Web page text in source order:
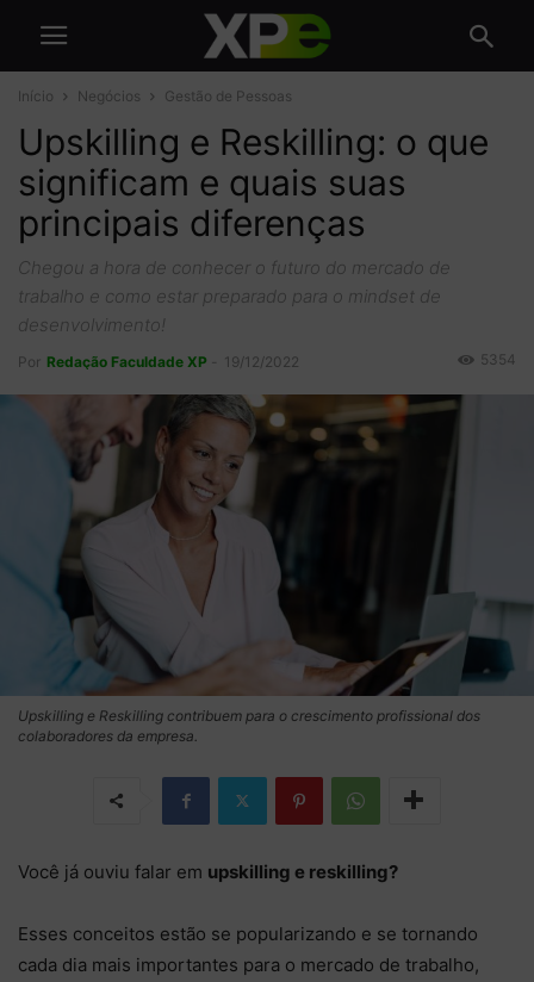
Início Negócios Gestão de Pessoas
Upskilling e Reskilling: o que
significam e quais suas
principais diferenças
Chegou a hora de conhecer o futuro do mercado de
trabalho e como estar preparado para o mindset de
desenvolvimento!
Por Redação Faculdade XP 19/12/2022 5354
Upskilling e Reskilling contribuem para o crescimento profissional dos
colaboradores da empresa.
Você já ouviu falar em upskilling e reskilling?
Esses conceitos estão se popularizando e se tornando
cada dia mais importantes para o mercado de trabalho,